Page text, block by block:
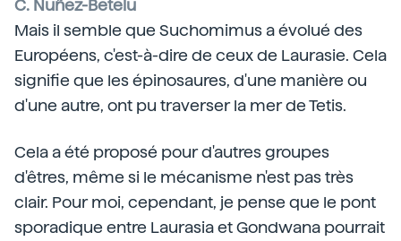
C. Nuñez-Betelu
Mais il semble que Suchomimus a évolué des
Européens, c'est-à-dire de ceux de Laurasie. Cela
signifie que les épinosaures, d'une manière ou
d'une autre, ont pu traverser la mer de Tetis.
Cela a été proposé pour d'autres groupes
d'êtres, même si le mécanisme n'est pas très
clair. Pour moi, cependant, je pense que le pont
sporadique entre Laurasia et Gondwana pourrait